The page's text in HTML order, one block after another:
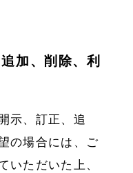
加、削除、利
示、訂正、追
の場合には、ご
いただいた上、